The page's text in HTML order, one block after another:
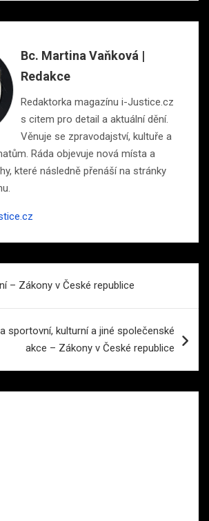
Bc. Martina Vaňková |
Redakce
Redaktorka magazínu i-Justice.cz
s citem pro detail a aktuální dění.
Věnuje se zpravodajství, kultuře a
Ráda objevuje nová místa a
které následně přenáší na stránky
– Zákony v České republice
sportovní, kulturní a jiné společenské
akce – Zákony v České republice